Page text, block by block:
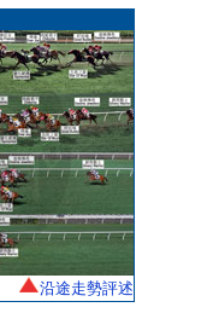
沿途走勢評述